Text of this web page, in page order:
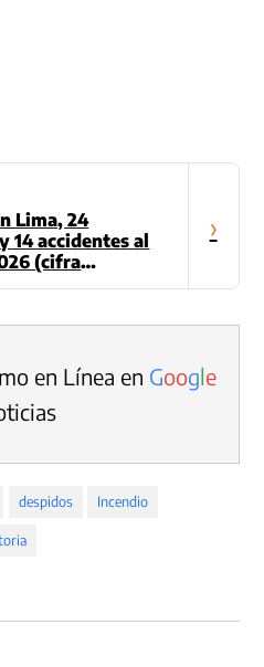
Lima, 24
14 accidentes al
(cifra
›
en Línea en Google
despidos Incendio